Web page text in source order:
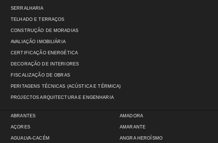
SERRALHARIA
TELHADO E TERRAÇOS
CONSTRUÇÃO DE MORADIAS
AVALIAÇÃO IMOBILIÁRIA
CERTIFICAÇÃO ENERGÉTICA
DECORAÇÃO DE INTERIORES
FISCALIZAÇÃO DE OBRAS
PERITAGENS TÉCNICAS (ACÚSTICA E TÉRMICA)
PROJECTOS ARQUITECTURA E ENGENHARIA
ABRANTES
AÇORES
AGUALVA-CACÉM
AMADORA
AMARANTE
ANGRA HEROÍSMO